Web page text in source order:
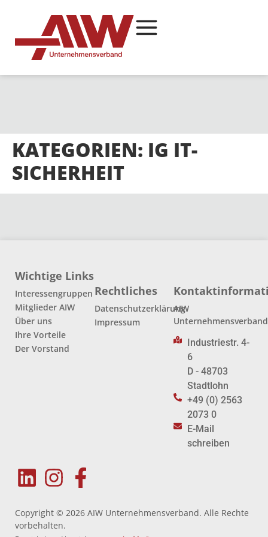
KATEGORIEN: IG IT-
SICHERHEIT
Wichtige Links
Interessengruppen
Mitglieder AIW
Über uns
Ihre Vorteile
Der Vorstand
Rechtliches
Datenschutzerklärung
Impressum
AIW
Unternehmensverband
Industriestr. 4-
6
D - 48703
Stadtlohn
+49 (0) 2563
2073 0
E-Mail
schreiben
Copyright © 2026 AIW Unternehmensverband. Alle Rechte
vorbehalten.